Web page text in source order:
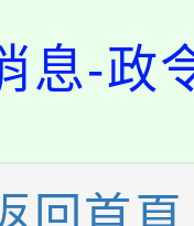
桃園電
運動會8/
池舉行。
戶享有免
息-政